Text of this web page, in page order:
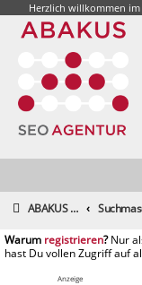
Herzlich willkommen im
ABAKUS Foren-Übersicht
registrieren
Anzeige